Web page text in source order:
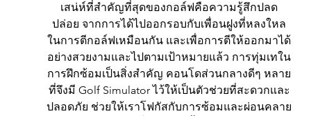
เสน่ห์ที่สำคัญที่สุดของกอล์ฟคือความรู้สึกปลด
ปล่อย จากการได้ไปออกรอบกับเพื่อนฝูงที่หลงใหล
ในการตีกอล์ฟเหมือนกัน และเพื่อการตีให้ออกมาได้
อย่างสวยงามและไปตามเป้าหมายแล้ว การทุ่มเทใน
การฝึกซ้อมเป็นสิ่งสำคัญ คอนโดส่วนกลางดีๆ หลาย
ที่จึงมี Golf Simulator ไว้ให้เป็นตัวช่วยที่สะดวกและ
ปลอดภัย ช่วยให้เราโฟกัสกับการซ้อมและผ่อนคลาย